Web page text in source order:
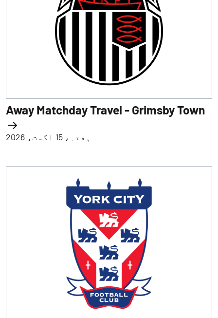
Away Matchday Travel - Grimsby Town
ہفتہ، 15 اگست، 2026